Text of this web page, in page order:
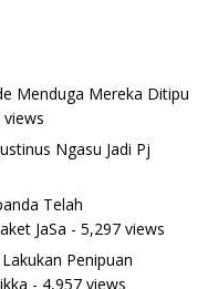
Menduga Mereka Ditipu
views
Ngasu Jadi Pj
Telah
JaSa - 5,297 views
Penipuan
- 4,957 views